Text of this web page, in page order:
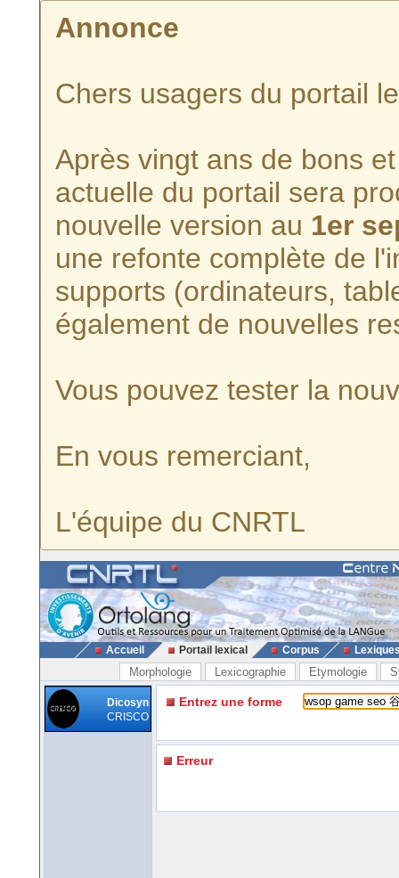
Annonce
Chers usagers du portail
Après vingt ans de bons
actuelle du portail sera
nouvelle version au 1er
une refonte complète de
supports (ordinateurs,
également de nouvelles
Vous pouvez tester la
En vous remerciant,
L'équipe du CNRTL
Accueil Portail lexical Corpus
Morphologie Lexicographie Etymologie
Dicosyn
CRISCO
Entrez une forme
Erreur